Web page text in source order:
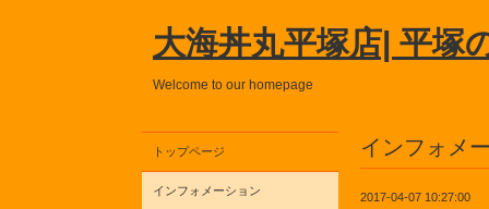
大海丼丸平塚店| 平塚
Welcome to our homepage
インフォメ
2017-04-07 10:27:00
トップページ
インフォメーション